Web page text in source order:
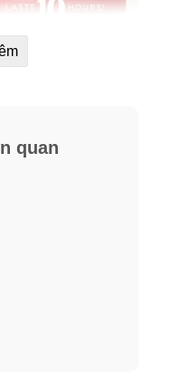
ngứa da
Itch Relief
quan